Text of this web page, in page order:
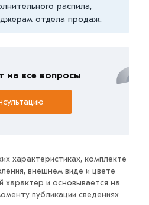
условий доставки
7 дней (наличие чека
распила,
отдела продаж.
на все вопросы
характеристиках, комплекте
внешнем виде и цвете
характер и основывается на
публикации сведениях